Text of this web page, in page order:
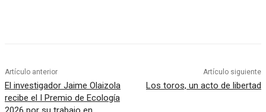
Artículo anterior
El investigador Jaime Olaizola
recibe el I Premio de Ecología
Artículo siguiente
Los toros, un acto de libertad